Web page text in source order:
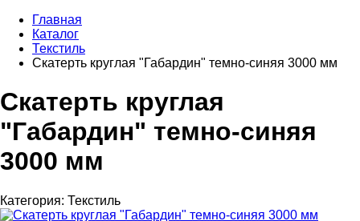
Главная
Каталог
Текстиль
Скатерть круглая "Габардин" темно-синяя 3000 мм
Скатерть круглая
"Габардин" темно-синяя
3000 мм
Категория: Текстиль